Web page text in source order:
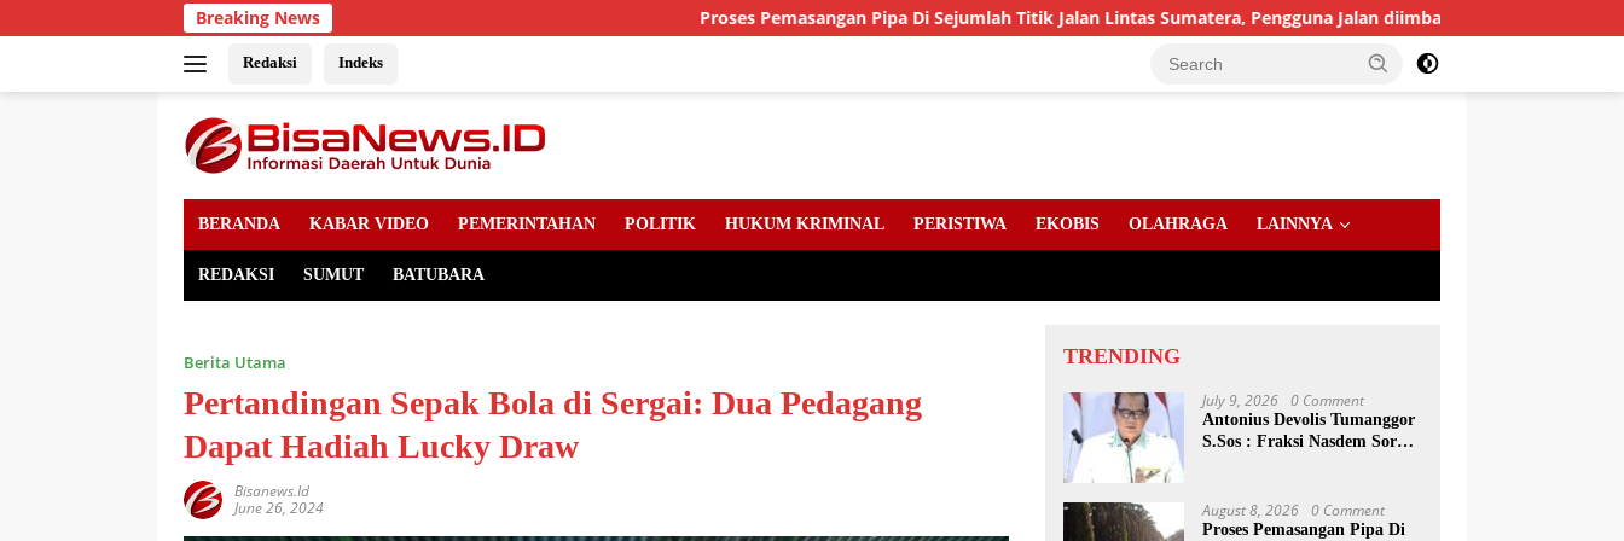
to
Breaking News Proses Pemasangan Pipa Di Sejumlah Titik Jalan Lintas Sumatera, Pengguna Jalan diimbau Untuk meningkatkan
Redaksi Indeks
BERANDA KABAR VIDEO PEMERINTAHAN POLITIK HUKUM KRIMINAL PERISTIWA EKOBIS OLAHRAGA LAINNYA
REDAKSI SUMUT BATUBARA
Berita Utama
Pertandingan Sepak Bola di Sergai: Dua Pedagang
Dapat Hadiah Lucky Draw
Bisanews.id
June 26, 2024
TRENDING
July 9, 2026 0 Comment
Antonius Devolis Tumanggor
S.Sos : Fraksi Nasdem Soroti
August 8, 2026 0 Comment
Proses Pemasangan Pipa Di